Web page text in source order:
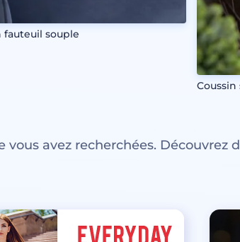
fauteuil souple
avez recherchées. Découvrez